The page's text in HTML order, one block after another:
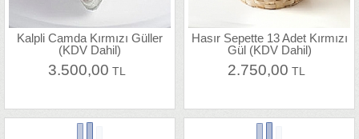
Kalpli Camda Kırmızı Güller
(KDV Dahil)
3.500,00 TL
Hasır Sepette 13 Adet Kırmızı
Gül (KDV Dahil)
2.750,00 TL